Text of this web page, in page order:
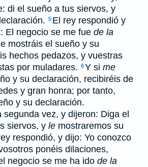
di el sueño a tus siervos, y
5 El rey respondió y
El negocio se me fue de la
mostráis el sueño y su
hechos pedazos, y vuestras
por muladares. 6Y si me
y su declaración, recibiréis de
y gran honra; por tanto,
y su declaración.
segunda vez, y dijeron: Diga el
siervos, y le mostraremos su
respondió, y dijo: Yo conozco
ponéis dilaciones,
negocio se me ha ido de la